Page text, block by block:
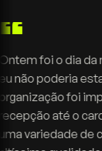
da minha
estar mais feliz!
impecável,
o cardápio.
de comidas de